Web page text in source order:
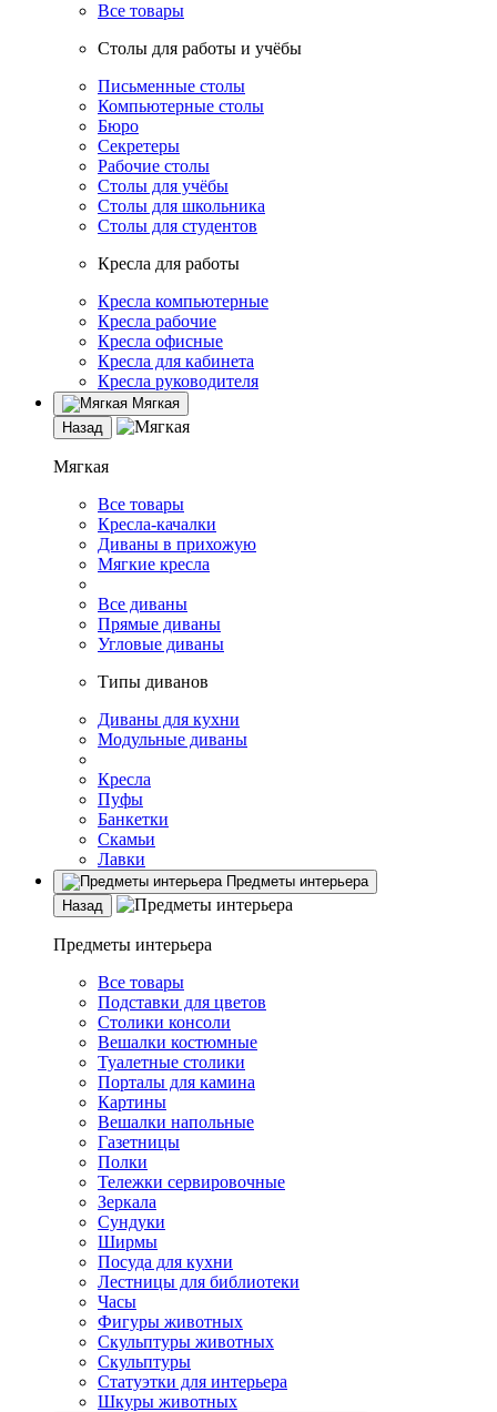
Все товары
Столы для работы и учёбы
Письменные столы
Компьютерные столы
Бюро
Секретеры
Рабочие столы
Столы для учёбы
Столы для школьника
Столы для студентов
Кресла для работы
Кресла компьютерные
Кресла рабочие
Кресла офисные
Кресла для кабинета
Кресла руководителя
Мягкая
Назад
Мягкая
Все товары
Кресла-качалки
Диваны в прихожую
Мягкие кресла
Все диваны
Прямые диваны
Угловые диваны
Типы диванов
Диваны для кухни
Модульные диваны
Кресла
Пуфы
Банкетки
Скамьи
Лавки
Предметы интерьера
Назад
Предметы интерьера
Все товары
Подставки для цветов
Столики консоли
Вешалки костюмные
Туалетные столики
Порталы для камина
Картины
Вешалки напольные
Газетницы
Полки
Тележки сервировочные
Зеркала
Сундуки
Ширмы
Посуда для кухни
Лестницы для библиотеки
Часы
Фигуры животных
Скульптуры животных
Скульптуры
Статуэтки для интерьера
Шкуры животных